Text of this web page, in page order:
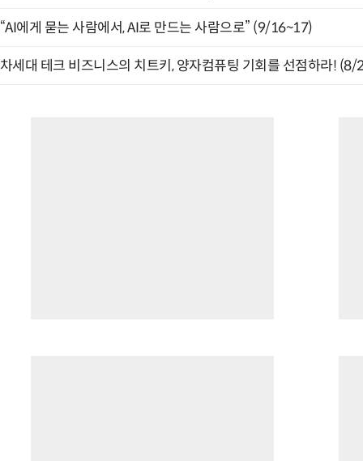
“AI에게 묻는 사람에서, AI로 만드는 사람으로” (9/16~17)
차세대 테크 비즈니스의 치트키, 양자컴퓨팅 기회를 선점하라! (8/